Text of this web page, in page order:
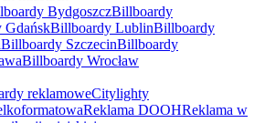
BydgoszczBillboardy
GdańskBillboardy LublinBillboardy
Billboardy SzczecinBillboardy
Billboardy Wrocław
reklamoweCitylighty
Reklama DOOHReklama w